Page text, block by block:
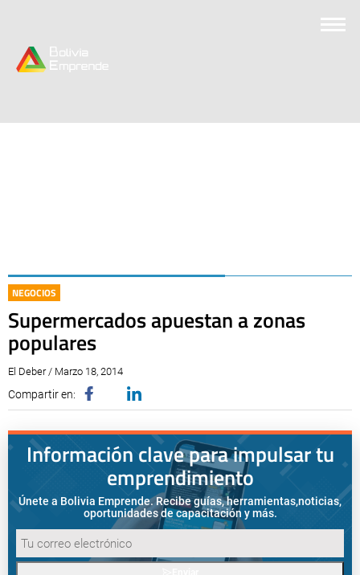
NEGOCIOS
Supermercados apuestan a zonas
populares
El Deber / Marzo 18, 2014
Compartir en:
Información clave para impulsar tu
emprendimiento
Únete a Bolivia Emprende. Recibe guías, herramientas,noticias,
oportunidades de capacitación y más.